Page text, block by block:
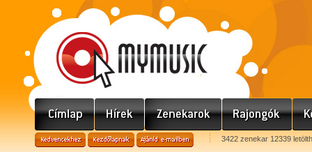
3422 zenekar 12339